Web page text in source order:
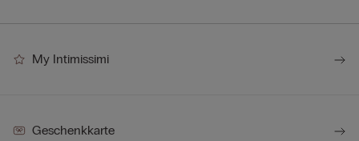
My Intimissimi
Geschenkkarte